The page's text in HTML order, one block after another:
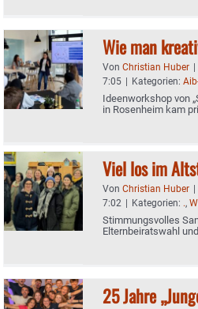
Wie man
Von Christian Huber |
7:05 | Kategorien:
Ideenworkshop von
in Rosenheim kam
Viel los im
Von Christian Huber |
7:02 | Kategorien: .,
Stimmungsvolles
Elternbeiratswahl
25 Jahre